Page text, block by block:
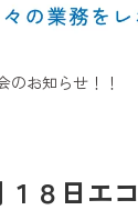
のお知らせ！！
８日エ